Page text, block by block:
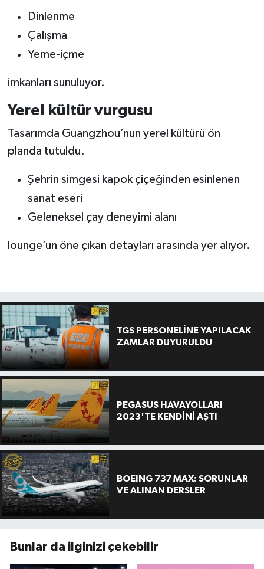
Dinlenme
Çalışma
Yeme-içme
imkanları sunuluyor.
Yerel kültür vurgusu
Tasarımda Guangzhou’nun yerel kültürü ön
planda tutuldu.
Şehrin simgesi kapok çiçeğinden esinlenen
sanat eseri
Geleneksel çay deneyimi alanı
lounge’un öne çıkan detayları arasında yer alıyor.
TGS PERSONELİNE YAPILACAK
ZAMLAR DUYURULDU
PEGASUS HAVAYOLLARI
2023'TE KENDİNİ AŞTI
BOEING 737 MAX: SORUNLAR
VE ALINAN DERSLER
Bunlar da ilginizi çekebilir